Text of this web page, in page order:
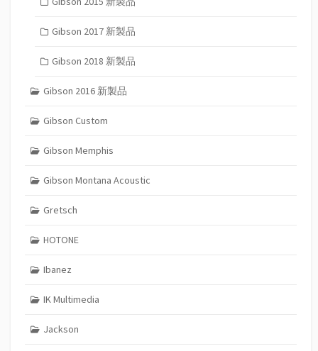
Gibson 2017 新製品
Gibson 2018 新製品
Gibson 2016 新製品
Gibson Custom
Gibson Memphis
Gibson Montana Acoustic
Gretsch
HOTONE
Ibanez
IK Multimedia
Jackson